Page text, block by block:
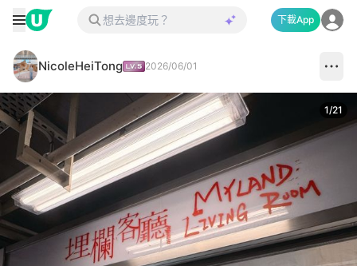
下載App
NicoleHeiTong 2026/06/01
1/21